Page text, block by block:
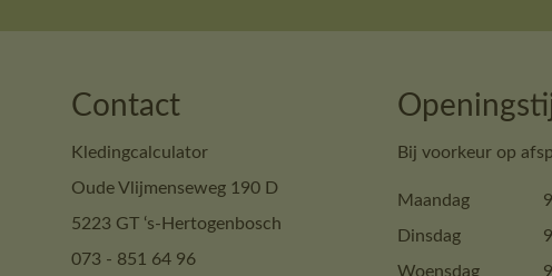
Contact
Kledingcalculator
Oude Vlijmenseweg 190 D
5223 GT ‘s-Hertogenbosch
073 - 851 64 96
Bij voorkeur op
Maandag
Dinsdag
Woensdag